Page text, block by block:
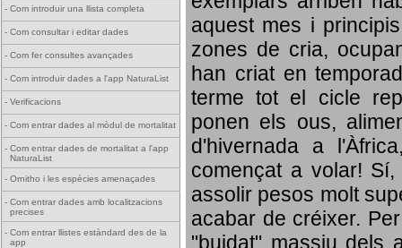
- Com introduir una llista completa
- Com consultar i editar dades
- Com fer consultes avançades
- Com introduir dades a l'app NaturaList
- Verificacions
- Com entrar dades al mòdul de mortalitat
- Com entrar dades de mortalitat a l'app
NaturaList
- Ornitho i les espècies amenaçades
- Com entrar dades amb localitzacions
precises
- Com entrar llistes estàndard des de la
app
aquest mes i
zones de cria,
han criat en
terme tot el cicle
ponen els ous,
d'hivernada a
començat a volar!
assolir pesos molt
acabar de créixer.
"buidat" massiu dels